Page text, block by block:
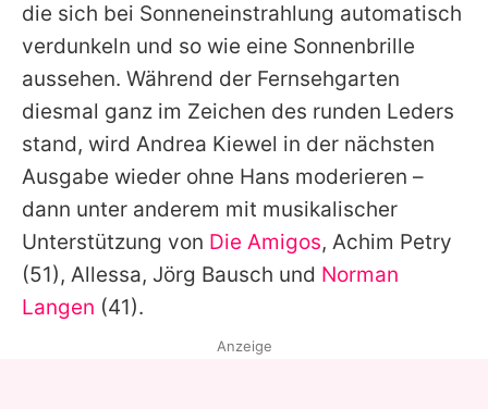
die sich bei Sonneneinstrahlung automatisch
verdunkeln und so wie eine Sonnenbrille
aussehen. Während der Fernsehgarten
diesmal ganz im Zeichen des runden Leders
stand, wird Andrea Kiewel in der nächsten
Ausgabe wieder ohne Hans moderieren –
dann unter anderem mit musikalischer
Unterstützung von Die Amigos, Achim Petry
(51), Allessa, Jörg Bausch und Norman
Langen (41).
Anzeige